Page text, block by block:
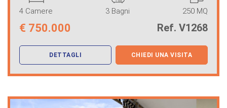
4 Camere 3 Bagni 250 MQ
€ 750.000 Ref. V1268
DETTAGLI CHIEDI UNA VISITA